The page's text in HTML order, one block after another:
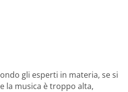
gli esperti in materia, se si
la musica è troppo alta,